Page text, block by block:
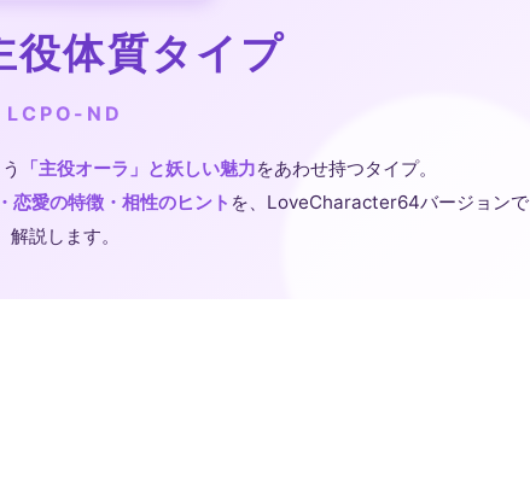
役体質タイプ
LCPO-ND
「主役オーラ」と妖しい魅力をあわせ持つタイプ。
恋愛の特徴・相性のヒント を、LoveCharacter64バージョンで
解説します。